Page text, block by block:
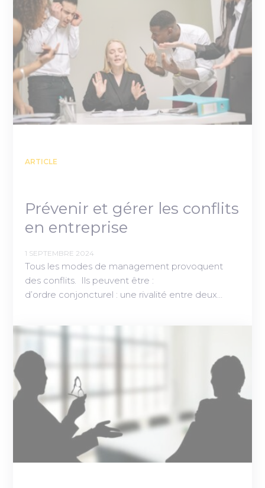
ARTICLE
Prévenir et gérer les conflits
en entreprise
1 SEPTEMBRE 2024
Tous les modes de management provoquent
des conflits. Ils peuvent être :
d’ordre conjoncturel : une rivalité entre deux…